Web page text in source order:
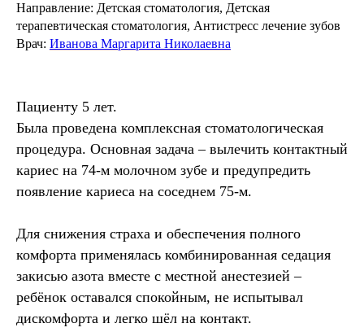
Направление: Детская стоматология, Детская
терапевтическая стоматология, Антистресс лечение зубов
Врач: Иванова Маргарита Николаевна
Пациенту 5 лет.
Была проведена комплексная стоматологическая
процедура. Основная задача – вылечить контактный
кариес на 74-м молочном зубе и предупредить
появление кариеса на соседнем 75-м.
Для снижения страха и обеспечения полного
комфорта применялась комбинированная седация
закисью азота вместе с местной анестезией –
ребёнок оставался спокойным, не испытывал
дискомфорта и легко шёл на контакт.